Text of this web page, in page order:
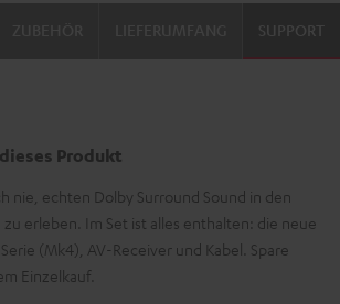
SUPPORT
Produkt
nie, echten Dolby Surround Sound in den
erleben. Im Set ist alles enthalten: die neue
(Mk4), AV-Receiver und Kabel. Spare
Einzelkauf.